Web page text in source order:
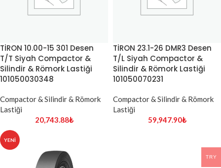
TİRON 10.00-15 301 Desen
T/T Siyah Compactor &
Silindir & Römork Lastiği
101050030348
Compactor & Silindir & Römork
Lastiği
20,743.88₺
TİRON 23.1-26 DMR3 Desen
T/L Siyah Compactor &
Silindir & Römork Lastiği
101050070231
Compactor & Silindir & Römork
Lastiği
59,947.90₺
YENI
TRY